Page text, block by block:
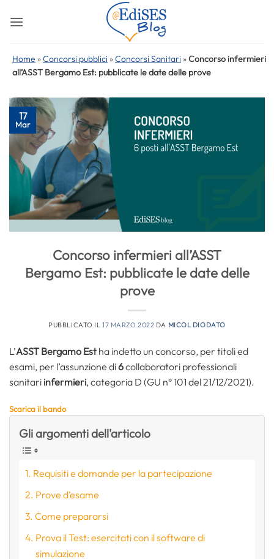
Home »Concorsi pubblici »Concorsi Sanitari »Concorso infermieri
all’ASST Bergamo Est: pubblicate le date delle prove
17
Mar
Concorso infermieri all’ASST
Bergamo Est: pubblicate le date delle
prove
PUBBLICATO IL17 MARZO 2022 DA MICOL DIODATO
L’ASST Bergamo Est ha indetto un concorso, per titoli ed
esami, per l’assunzione di6collaboratori professionali
sanitari infermieri, categoria D (GU n° 101 del 21/12/2021).
Scarica il bando
Gli argomenti dell'articolo
Requisiti e domande per la partecipazione
Prove d’esame
Come prepararsi
Prova il Test: esercitati con il software di
simulazione